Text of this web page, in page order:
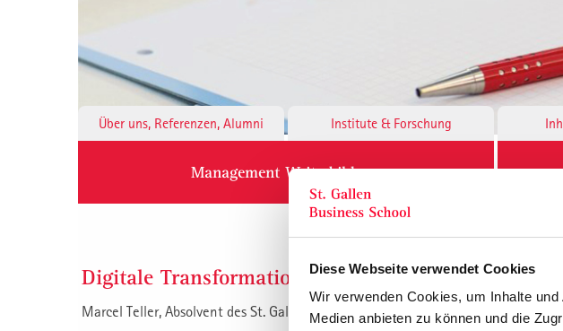
Diese Webseite verwendet Cookies
Wir verwenden Cookies, um Inhalte
Medien anbieten zu können und die
Über uns, Referenzen, Alumni Institute & Forschung
Management Weiterbildung
Digitale Transformation am Beispiel der
Marcel Teller, Absolvent des St. Galler Praxisstudiums, präsentiert seine